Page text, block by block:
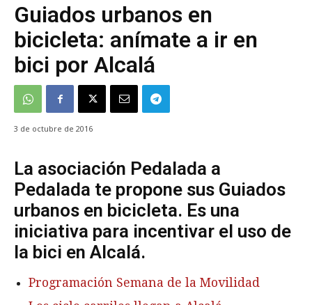
Guiados urbanos en
bicicleta: anímate a ir en
bici por Alcalá
3 de octubre de 2016
La asociación Pedalada a
Pedalada te propone sus Guiados
urbanos en bicicleta. Es una
iniciativa para incentivar el uso de
la bici en Alcalá.
Programación Semana de la Movilidad